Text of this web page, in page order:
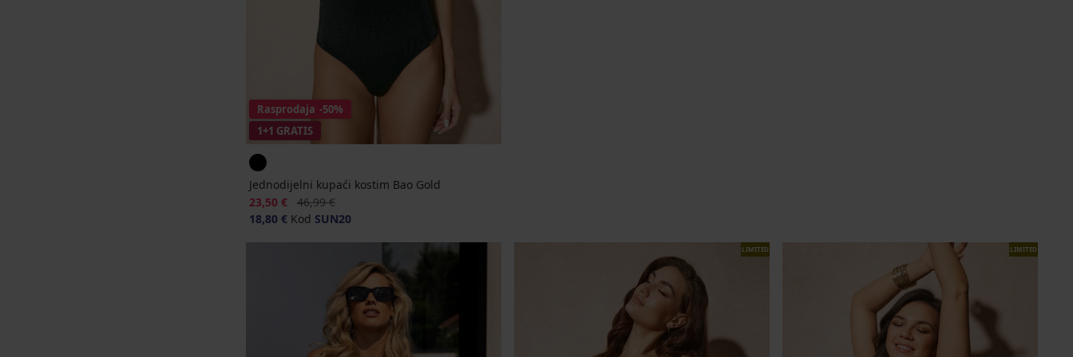
Rasprodaja -50%
1+1 GRATIS
Jednodijelni kupaći kostim Bao Gold
Popust
23,50 € Prvobitna cijena
46,99 €
18,80 € Kod SUN20
LIMITED LIMITED